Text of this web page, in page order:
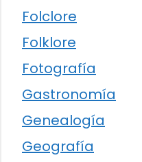
Folclore
Folklore
Fotografía
Gastronomía
Genealogía
Geografía